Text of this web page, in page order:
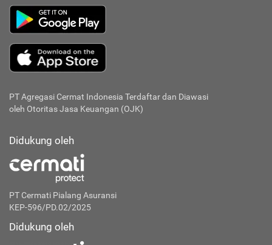
PT Agregasi Cermat Indonesia Terdaftar dan Diawasi
oleh Otoritas Jasa Keuangan (OJK)
Didukung oleh
PT Cermati Pialang Asuransi
KEP-596/PD.02/2025
Didukung oleh